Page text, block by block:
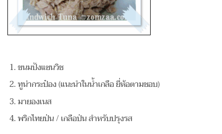
ขนมปังแซนวิช
ทูน่ากระป๋อง (แนะนำในน้ำเกลือ ยี่ห้อตามชอบ)
มายองเนส
พริกไทยป่น / เกลือป่น สำหรับปรุงรส